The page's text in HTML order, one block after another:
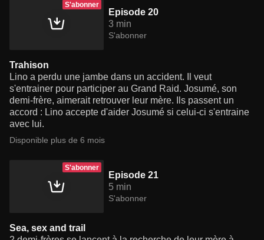
S'abonner
Episode 20
3 min
S'abonner
Trahison
Lino a perdu une jambe dans un accident. Il veut
s'entrainer pour participer au Grand Raid. Josumé, son
demi-frère, aimerait retrouver leur mère. Ils passent un
accord : Lino accepte d'aider Josumé si celui-ci s'entraine
avec lui.
Disponible plus de 6 mois
S'abonner
Episode 21
5 min
S'abonner
Sea, sex and trail